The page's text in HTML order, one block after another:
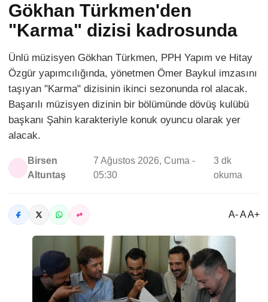
Gökhan Türkmen'den
"Karma" dizisi kadrosunda
Ünlü müzisyen Gökhan Türkmen, PPH Yapım ve Hitay
Özgür yapımcılığında, yönetmen Ömer Baykul imzasını
taşıyan "Karma" dizisinin ikinci sezonunda rol alacak.
Başarılı müzisyen dizinin bir bölümünde dövüş kulübü
başkanı Şahin karakteriyle konuk oyuncu olarak yer
alacak.
Birsen
Altuntaş
7 Ağustos 2026, Cuma -
05:30
3 dk
okuma
A- A A+